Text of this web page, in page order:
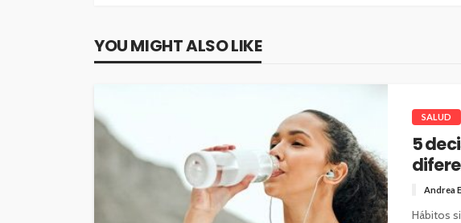
YOU MIGHT ALSO LIKE
SALUD
5
Andrea
Hábitos